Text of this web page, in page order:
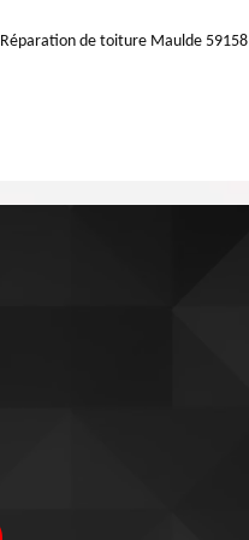
Réparation de toiture Maulde 59158